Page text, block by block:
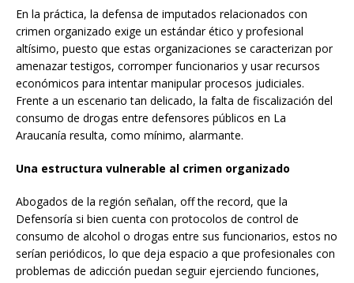
En la práctica, la defensa de imputados relacionados con
crimen organizado exige un estándar ético y profesional
altísimo, puesto que estas organizaciones se caracterizan por
amenazar testigos, corromper funcionarios y usar recursos
económicos para intentar manipular procesos judiciales.
Frente a un escenario tan delicado, la falta de fiscalización del
consumo de drogas entre defensores públicos en La
Araucanía resulta, como mínimo, alarmante.
Una estructura vulnerable al crimen organizado
Abogados de la región señalan, off the record, que la
Defensoría si bien cuenta con protocolos de control de
consumo de alcohol o drogas entre sus funcionarios, estos no
serían periódicos, lo que deja espacio a que profesionales con
problemas de adicción puedan seguir ejerciendo funciones,